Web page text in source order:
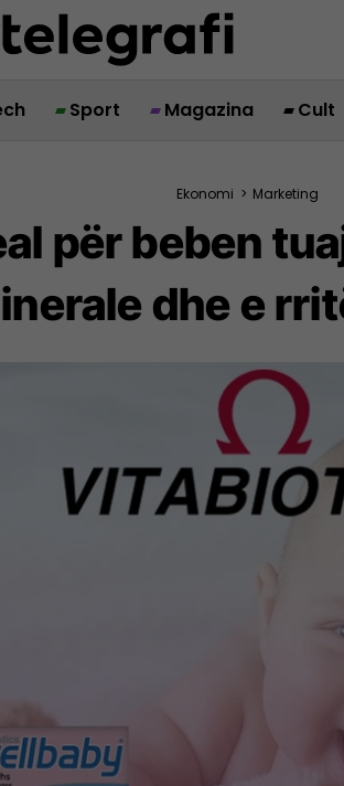
Sport Magazina Cult
Ekonomi > Marketing
për beben
dhe e